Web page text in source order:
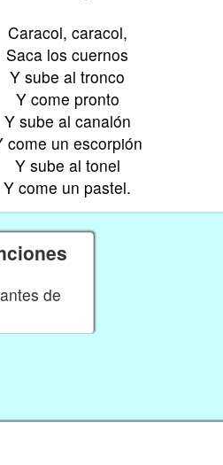
Caracol, caracol,
Saca los cuernos
Y sube al tronco
Y come pronto
Y sube al canalón
come un escorpión
Y sube al tonel
Y come un pastel.
de